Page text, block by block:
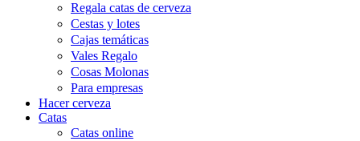
Regala catas de cerveza
Cestas y lotes
Cajas temáticas
Vales Regalo
Cosas Molonas
Para empresas
Hacer cerveza
Catas
Catas online